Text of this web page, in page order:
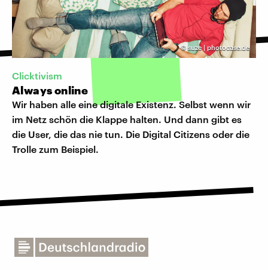
©suze | photocase.de
Clicktivism
Always online
Wir haben alle eine digitale Existenz. Selbst wenn wir
im Netz schön die Klappe halten. Und dann gibt es
die User, die das nie tun. Die Digital Citizens oder die
Trolle zum Beispiel.